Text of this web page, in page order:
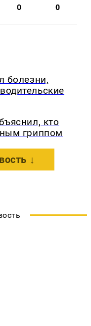
0 0
болезни,
кто
гриппом
↓